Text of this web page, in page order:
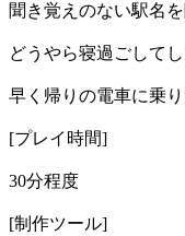
聞き覚えのない駅名
どうやら寝過ごしてし
早く帰りの電車に乗
[プレイ時間]
30分程度
[制作ツール]